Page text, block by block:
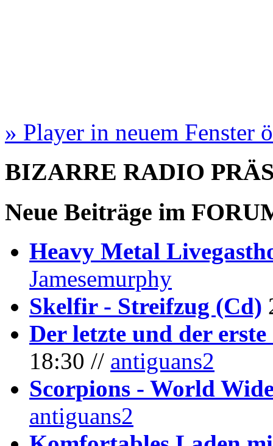
» Player in neuem Fenster
BIZARRE RADIO
Neue Beiträge im
Heavy Metal
Jamesemurphy
Skelfir - Streifzug (Cd)
Der letzte und der erste
18:30 // antiguans2
Scorpions - World
antiguans2